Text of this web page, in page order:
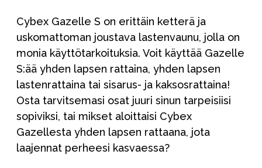
Cybex Gazelle S on erittäin ketterä ja
uskomattoman joustava lastenvaunu, jolla on
monia käyttötarkoituksia. Voit käyttää Gazelle
S:ää yhden lapsen rattaina, yhden lapsen
lastenrattaina tai sisarus- ja kaksosrattaina!
Osta tarvitsemasi osat juuri sinun tarpeisiisi
sopiviksi, tai mikset aloittaisi Cybex
Gazellesta yhden lapsen rattaana, jota
laajennat perheesi kasvaessa?